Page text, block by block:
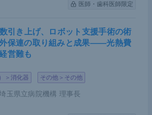
医師・歯科医師限定
引き上げ、ロボット支援手術の術
保連の取り組みと成果――光熱費
営難も
＞消化器 その他＞その他
玉県立病院機構 理事長